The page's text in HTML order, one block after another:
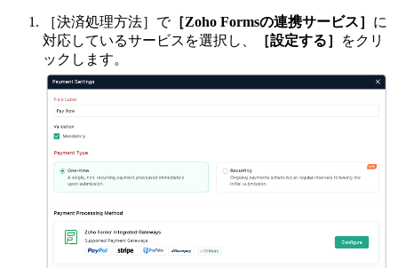
［決済処理方法］で［Zoho Formsの連携サービス］ に
対応しているサービスを選択し、
［設定する］
をクリ
ックします。